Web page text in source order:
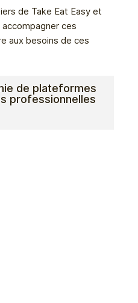
de Take Eat Easy et
ces
aux besoins de ces
de plateformes
professionnelles